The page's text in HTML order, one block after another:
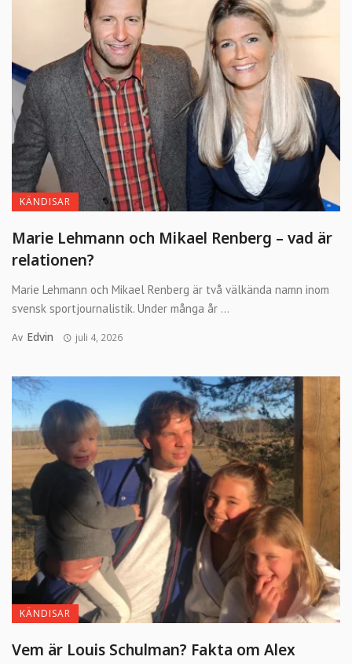
KÄNDISAR
Marie Lehmann och Mikael Renberg – vad är
relationen?
Marie Lehmann och Mikael Renberg är två välkända namn inom
svensk sportjournalistik. Under många år ...
Av Edvin juli 4, 2026
KÄNDISAR
Vem är Louis Schulman? Fakta om Alex